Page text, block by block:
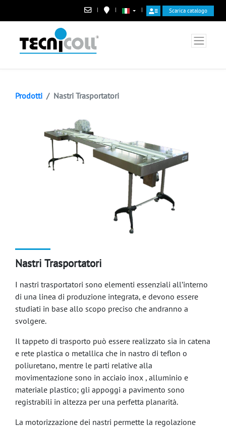
| | | Scarica catalogo
Prodotti Nastri Trasportatori
Nastri Trasportatori
I nastri trasportatori sono elementi essenziali all’interno
di una linea di produzione integrata, e devono essere
studiati in base allo scopo preciso che andranno a
svolgere.
Il tappeto di trasporto può essere realizzato sia in catena
e rete plastica o metallica che in nastro di teflon o
poliuretano, mentre le parti relative alla
movimentazione sono in acciaio inox , alluminio e
materiale plastico; gli appoggi a pavimento sono
registrabili in altezza per una perfetta planarità.
La motorizzazione dei nastri permette la regolazione